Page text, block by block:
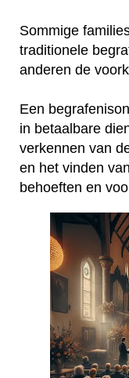
Sommige
traditionele
anderen de
Een
in betaalbare
verkennen van
en het vinden
behoeften en